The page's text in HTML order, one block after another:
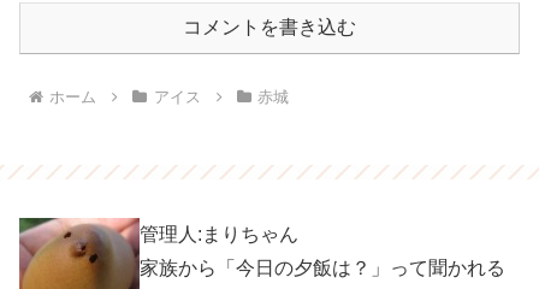
コメントを書き込む
ホーム アイス 赤城
管理人:まりちゃん
家族から「今日の夕飯は？」って聞かれる